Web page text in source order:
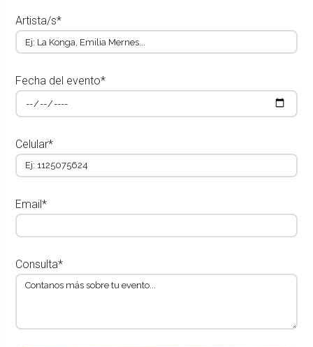
Artista/s*
Fecha del evento*
Celular*
Email*
Consulta*